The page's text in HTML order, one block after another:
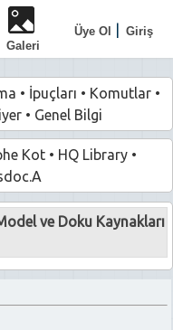
Üye Ol
Giriş
Galeri
• İpuçları • Komutlar •
• Genel Bilgi
Kot• HQ Library•
ve Doku Kaynakları